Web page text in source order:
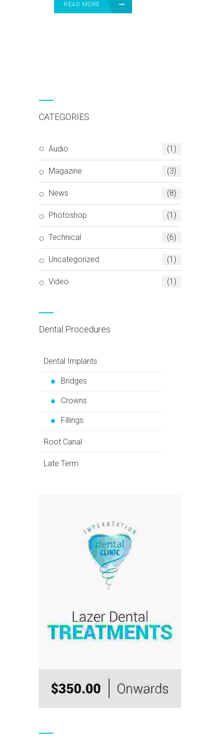
READ MORE
CATEGORIES
Audio (1)
Magazine (3)
News (8)
Photoshop (1)
Technical (6)
Uncategorized (1)
Video (1)
Dental Procedures
Dental Implants
Bridges
Crowns
Fillings
Root Canal
Late Term